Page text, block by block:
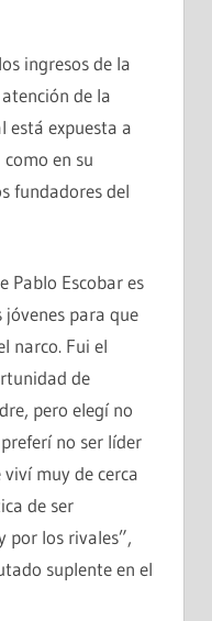
ingresos de la
de la
está expuesta a
en su
fundadores del
Pablo Escobar es
para que
narco. Fui el
de
pero elegí no
no ser líder
muy de cerca
de ser
por los rivales”,
suplente en el